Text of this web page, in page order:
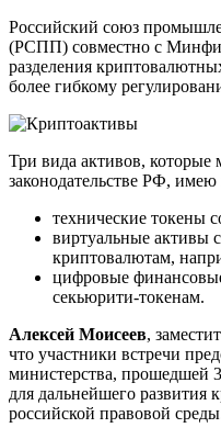
Российский союз
(РСПП) совместно с
разделения
более гибкому
Три вида активов, которые
законодательстве РФ,
технические токены
виртуальные активы
криптовалютам,
цифровые
секьюрити-токенам.
Алексей Моисеев,
что участники встречи
министерства, прошедшей
для дальнейшего развития
российской правовой